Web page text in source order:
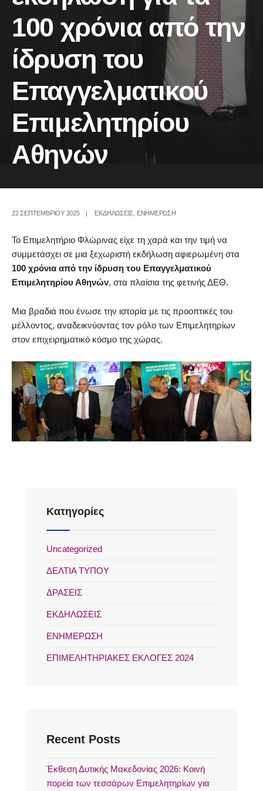
100 χρόνια από την
ίδρυση του
Επαγγελματικού
Επιμελητηρίου
Αθηνών
22 ΣΕΠΤΕΜΒΡΊΟΥ 2025 | ΕΚΔΗΛΩΣΕΙΣ ΕΝΗΜΕΡΩΣΗ
Το Επιμελητήριο Φλώρινας είχε τη χαρά και την τιμή να
συμμετάσχει σε μια ξεχωριστή εκδήλωση αφιερωμένη στα
100 χρόνια από την ίδρυση του Επαγγελματικού
Επιμελητηρίου Αθηνών, στα πλαίσια της φετινής ΔΕΘ.
Μια βραδιά που ένωσε την ιστορία με τις προοπτικές του
μέλλοντος, αναδεικνύοντας τον ρόλο των Επιμελητηρίων
στον επιχειρηματικό κόσμο της χώρας.
Kατηγορίες
Uncategorized
ΔΕΛΤΙΑ ΤΥΠΟΥ
ΔΡΑΣΕΙΣ
ΕΚΔΗΛΩΣΕΙΣ
ΕΝΗΜΕΡΩΣΗ
ΕΠΙΜΕΛΗΤΗΡΙΑΚΕΣ ΕΚΛΟΓΕΣ 2024
Recent Posts
Έκθεση Δυτικής Μακεδονίας 2026: Κοινή
πορεία των τεσσάρων Επιμελητηρίων για